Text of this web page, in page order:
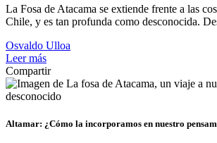
La Fosa de Atacama se extiende frente a las
Chile, y es tan profunda como desconocida.
Osvaldo Ulloa
Leer más
Compartir
Altamar: ¿Cómo la incorporamos en nuestro